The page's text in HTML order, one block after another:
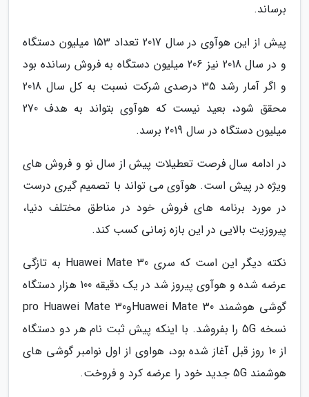
برساند.
پیش از این هوآوی در سال 2017 تعداد 153 میلیون دستگاه
و در سال 2018 نیز 206 میلیون دستگاه به فروش رسانده بود
و اگر آمار رشد 35 درصدی شرکت نسبت به کل سال 2018
محقق شود، بعید نیست که هوآوی بتواند به هدف 270
میلیون دستگاه در سال 2019 برسد.
در ادامه سال فرصت تعطیلات پیش از سال نو و فروش های
ویژه در پیش است. هوآوی می تواند با تصمیم گیری درست
در مورد برنامه های فروش خود در مناطق مختلف دنیا،
پیروزیت بالایی در این بازه زمانی کسب کند.
نکته دیگر این است که سری Huawei Mate 30 به تازگی
عرضه شده و هوآوی پیروز شد در یک دقیقه 100 هزار دستگاه
گوشی هوشمند Huawei Mate 30وpro Huawei Mate 30
نسخه 5G را بفروشد. با اینکه پیش ثبت نام هر دو دستگاه
از 10 روز قبل آغاز شده بود، هواوی از اول نوامبر گوشی های
هوشمند 5G جدید خود را عرضه کرد و فروخت.